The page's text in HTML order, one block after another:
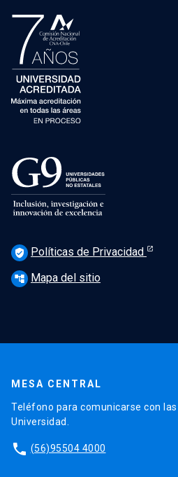
verified_user Políticas de Privacidad
account_tree Mapa del sitio
MESA CENTRAL
Teléfono para comunicarse con
Universidad.
phone (56)95504 4000